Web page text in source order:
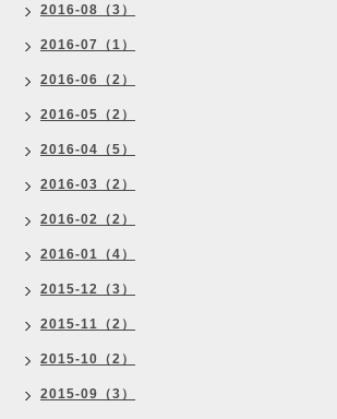
2016-08（3）
2016-07（1）
2016-06（2）
2016-05（2）
2016-04（5）
2016-03（2）
2016-02（2）
2016-01（4）
2015-12（3）
2015-11（2）
2015-10（2）
2015-09（3）